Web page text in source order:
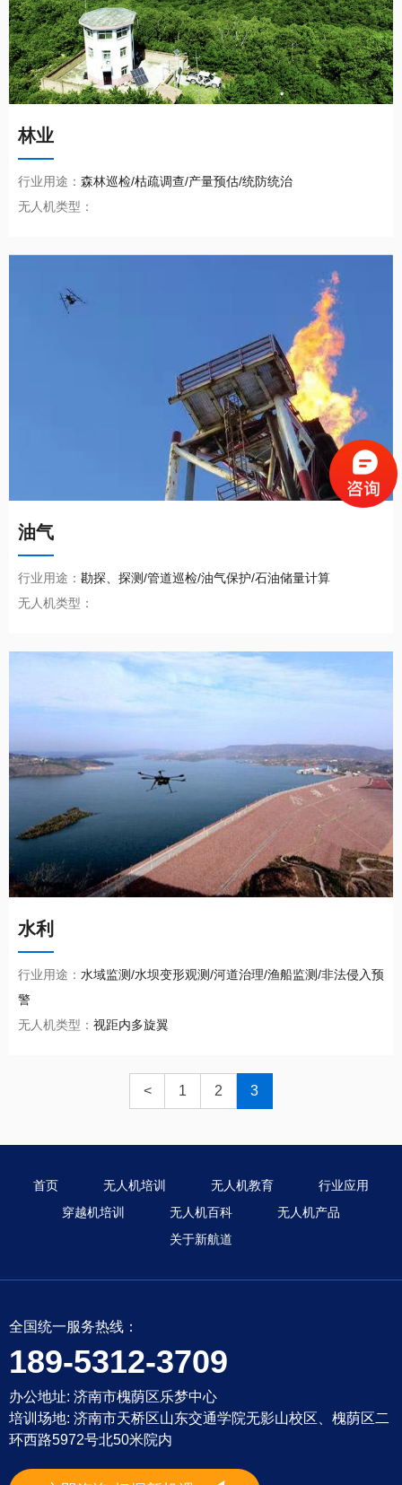
林业
行业用途： 森林巡检/枯疏调查/产量预估/统防统治
无人机类型：
油气
行业用途： 勘探、探测/管道巡检/油气保护/石油储量计算
无人机类型：
水利
行业用途： 水域监测/水坝变形观测/河道治理/渔船监测/非法侵入预
警
无人机类型： 视距内多旋翼
< 1 2 3
首页 无人机培训 无人机教育
行业应用
穿越机培训
无人机百科
无人机产品
关于新航道
全国统一服务热线：
189-5312-3709
办公地址: 济南市槐荫区乐梦中心
培训场地: 济南市天桥区山东交通学院无影山校区、槐荫区二
环西路5972号北50米院内